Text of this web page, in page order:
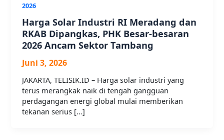
2026
Harga Solar Industri RI Meradang dan
RKAB Dipangkas, PHK Besar-besaran
2026 Ancam Sektor Tambang
Juni 3, 2026
JAKARTA, TELISIK.ID – Harga solar industri yang
terus merangkak naik di tengah gangguan
perdagangan energi global mulai memberikan
tekanan serius […]